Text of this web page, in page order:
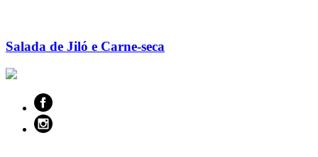
Salada de Jiló e Carne-seca